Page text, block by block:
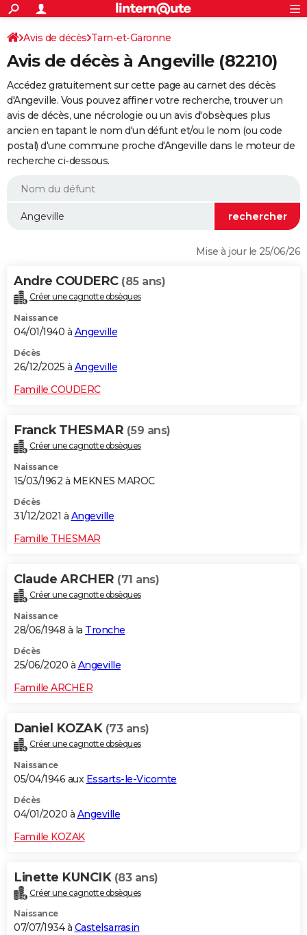
ACTUALITÉS
Politique
Société
Faits Divers
Education
Monde
Villes
+
SPORT
Coupe du monde 2026
Football
Tennis
Cyclisme
Rugby
Forum
Programme TV
TNT
Streaming
Cinéma
Sorties cinéma
Musique
+
FINANCE
Retraite
Impôts
Epargne
Immobilier
Risques naturels par ville
Banque
Assurance
Crédit
AUTO
Essais
Réserver un essai
Citadines
Berlines
SUV
Forum auto
+HIGH-TECH
BRICOLAGE
WEEK-END
Alimentation
Guide de la santé
Maladies
Médicaments
Sommeil
VOYAGE
Destinations
City break
Voyage nature
Voyage de noces
Forum
Climat
+PHOTO
GUIDES D'ACHAT
Carte de Noël
Carte Bonne année
Carte Saint-Valentin
Carte Pâques
Carte d'anniversaire
DICTIONNAIRE
Dictionnaire
Biographies
Citations
Expressions
Proverbes
PROGRAMME TV
S'inscrire
Se connecter
Lycées
Collèges
Primaires
Universités
Entreprises
Service militaire
Avis de recherche
AVIS DE DÉCÈS
FORUM
Bricolage
Lifestyle
Culture
Sport
Auto
Television
Voyage
Cinema
S'inscrire
Connexion
Avis de décès Tarn-et-Garonne
Avis de décès à Angeville (82210)
Accédez gratuitement sur cette page au carnet des décès
d'Angeville. Vous pouvez affiner votre recherche, trouver un
avis de décès, une nécrologie ou un avis d'obsèques plus
ancien en tapant le nom d'un défunt et/ou le nom (ou code
postal) d'une commune proche d'Angeville dans le moteur de
recherche ci-dessous.
Mise à jour le 25/06/26
Andre COUDERC (85 ans)
Créer une cagnotte obsèques
Naissance
04/01/1940 à Angeville
Décès
26/12/2025 à Angeville
Famille COUDERC
Franck THESMAR (59 ans)
Créer une cagnotte obsèques
Naissance
15/03/1962 à MEKNES MAROC
Décès
31/12/2021 à Angeville
Famille THESMAR
Claude ARCHER (71 ans)
Créer une cagnotte obsèques
Naissance
28/06/1948 à la Tronche
Décès
25/06/2020 à Angeville
Famille ARCHER
Daniel KOZAK (73 ans)
Créer une cagnotte obsèques
Naissance
05/04/1946 aux Essarts-le-Vicomte
Décès
04/01/2020 à Angeville
Famille KOZAK
Linette KUNCIK (83 ans)
Créer une cagnotte obsèques
Naissance
07/07/1934 à Castelsarrasin